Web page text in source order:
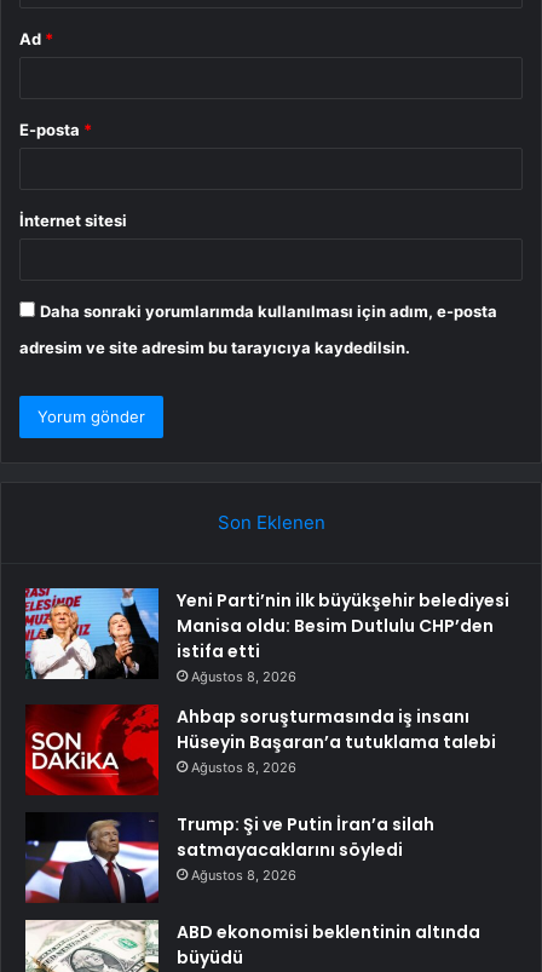
Ad *
E-posta *
İnternet sitesi
Daha sonraki yorumlarımda kullanılması için adım, e-posta
adresim ve site adresim bu tarayıcıya kaydedilsin.
Son Eklenen
Yeni Parti’nin ilk büyükşehir belediyesi
Manisa oldu: Besim Dutlulu CHP’den
istifa etti
Ağustos 8, 2026
Ahbap soruşturmasında iş insanı
Hüseyin Başaran’a tutuklama talebi
Ağustos 8, 2026
Trump: Şi ve Putin İran’a silah
satmayacaklarını söyledi
Ağustos 8, 2026
ABD ekonomisi beklentinin altında
büyüdü